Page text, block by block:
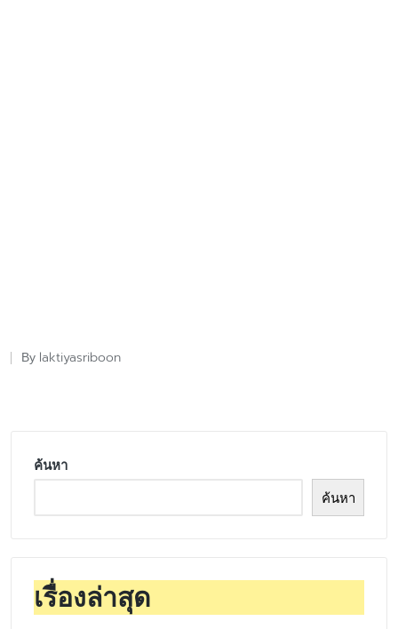
Posted
By laktiyasriboon
ค้นหา
ค้นหา
เรื่องล่าสุด